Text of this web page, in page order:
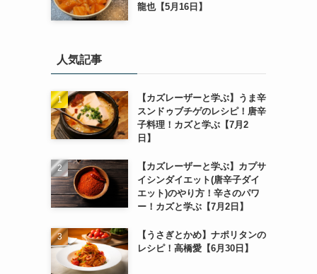
龍也【5月16日】
人気記事
【カズレーザーと学ぶ】うま辛
スンドゥブチゲのレシピ！唐辛
子料理！カズと学ぶ【7月2
日】
【カズレーザーと学ぶ】カプサ
イシンダイエット(唐辛子ダイ
エット)のやり方！辛さのパワ
ー！カズと学ぶ【7月2日】
【うさぎとかめ】ナポリタンの
レシピ！高橋愛【6月30日】